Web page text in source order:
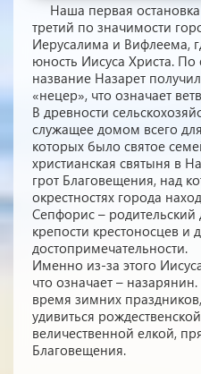
Наша первая
третий по значимости
Иерусалима и Вифлеема,
юность Иисуса Христа.
название Назарет
«нецер», что означает
В древности
служащее домом всего
которых было святое
христианская святыня в
грот Благовещения, над
окрестностях города
Сепфорис –
крепости крестоносцев и
достопримечательности.
Именно из-за этого
что означает –
время зимних
удивиться
величественной елкой,
Благовещения.